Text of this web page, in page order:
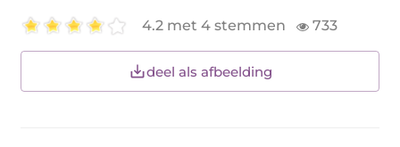
4.2 met 4 stemmen 733
deel als afbeelding